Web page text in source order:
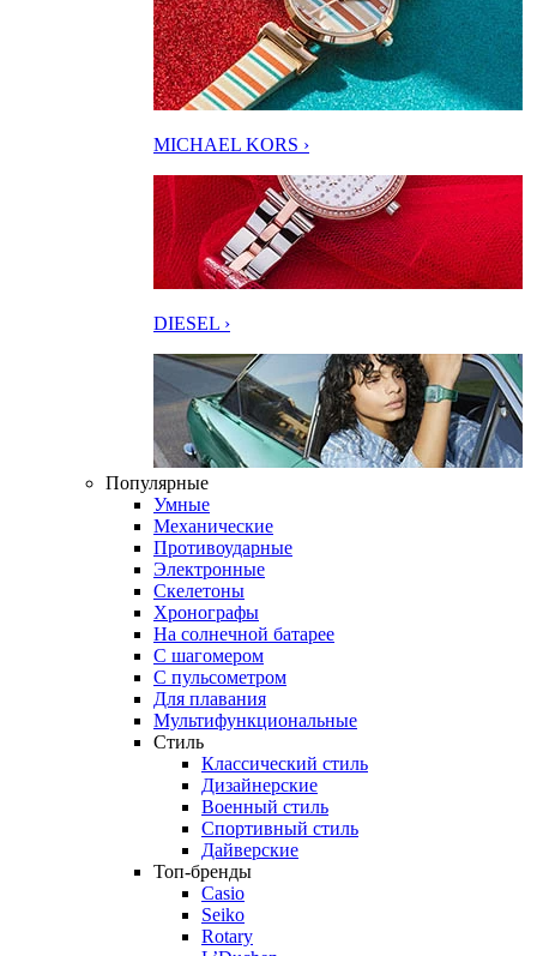
MICHAEL KORS ›
DIESEL ›
Популярные
Умные
Механические
Противоударные
Электронные
Скелетоны
Хронографы
На солнечной батарее
С шагомером
С пульсометром
Для плавания
Мультифункциональные
Стиль
Классический стиль
Дизайнерские
Военный стиль
Спортивный стиль
Дайверские
Топ-бренды
Casio
Seiko
Rotary